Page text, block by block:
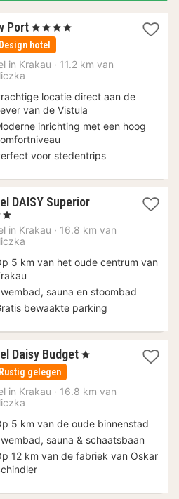
Port 1
nacht
vanaf
93,95
, 4 Sterren
Design hotel
in Krakau · 11.2 km van
locatie direct aan de
van de Vistula
inrichting met een hoog
voor stedentrips
DAISY Superior1
vanaf
in Krakau · 16.8 km van
5 km van het oude centrum van
sauna en stoombad
bewaakte parking
Daisy Budget 1
37,45
, 1 Sterren
Rustig gelegen
in Krakau · 16.8 km van
5 km van de oude binnenstad
sauna & schaatsbaan
12 km van de fabriek van Oskar